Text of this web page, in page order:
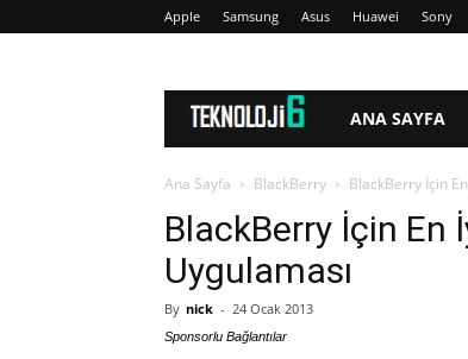
Apple Samsung Asus Huawei Sony
ANA SAYFA
Ana Sayfa BlackBerry BlackBerry İçin
BlackBerry İçin En
Uygulaması
By nick - 24 Ocak 2013
Sponsorlu Bağlantılar